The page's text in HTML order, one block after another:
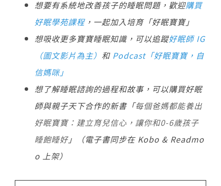
想要有系統地改善孩子的睡眠問題，歡迎購買
好眠學苑課程，一起加入培育「好眠寶寶」
想吸收更多寶寶睡眠知識，可以追蹤好眠師 IG
（圖文影片為主） 和 Podcast「好眠寶寶，自
信媽咪」
想了解睡眠諮詢的過程和故事，可以購買好眠
師與親子天下合作的新書「每個爸媽都能養出
好眠寶寶：建立育兒信心，讓你和0-6歲孩子
睡飽睡好」（電子書同步在 Kobo & Readmo
o 上架）